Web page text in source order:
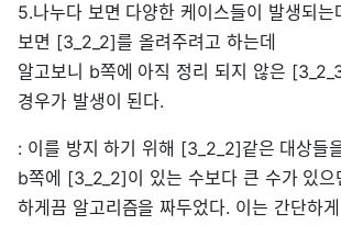
5.나누다 보면 다양한 케이스들이 발생되
보면 [3_2_2]를 올려주려고 하는데
알고보니 b쪽에 아직 정리 되지 않은
경우가 발생이 된다.
: 이를 방지 하기 위해 [3_2_2]같은 대상들
b쪽에 [3_2_2]이 있는 수보다 큰 수가 있으
하게끔 알고리즘을 짜두었다. 이는 간단하